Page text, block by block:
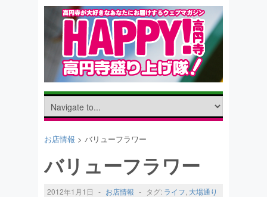
お店情報 > バリューフラワー
バリューフラワー
2012年1月1日 - お店情報 - タグ: ライフ, 大場通り